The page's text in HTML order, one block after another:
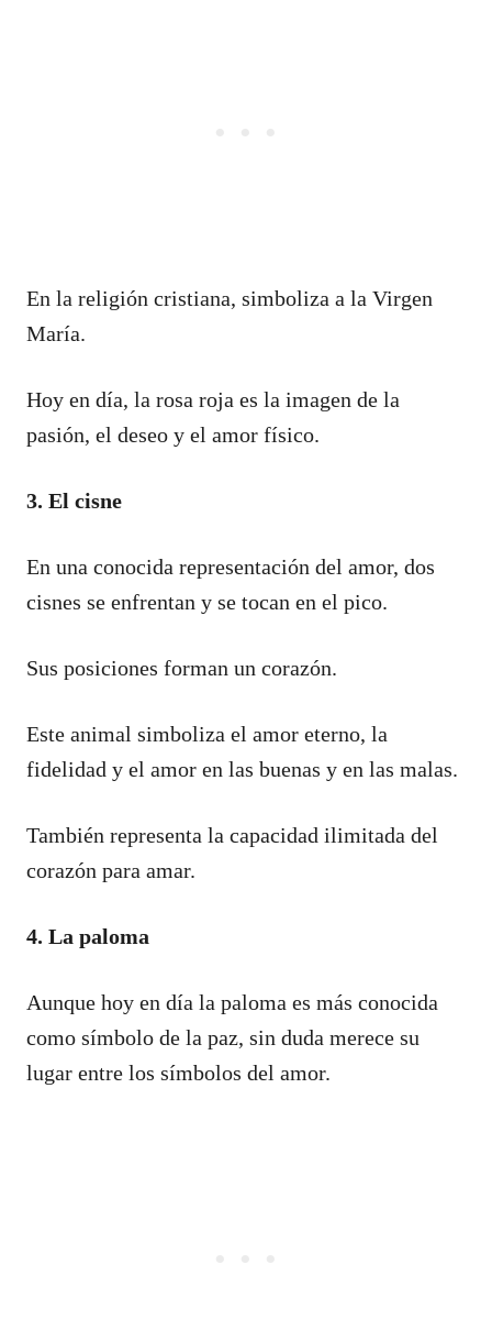
En la religión cristiana, simboliza a la Virgen
María.
Hoy en día, la rosa roja es la imagen de la
pasión, el deseo y el amor físico.
3. El cisne
En una conocida representación del amor, dos
cisnes se enfrentan y se tocan en el pico.
Sus posiciones forman un corazón.
Este animal simboliza el amor eterno, la
fidelidad y el amor en las buenas y en las malas.
También representa la capacidad ilimitada del
corazón para amar.
4. La paloma
Aunque hoy en día la paloma es más conocida
como símbolo de la paz, sin duda merece su
lugar entre los símbolos del amor.